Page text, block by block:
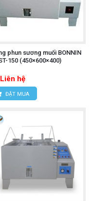
phun sương muối BONNIN
150 (450×600×400)
Liên hệ
ĐẶT MUA